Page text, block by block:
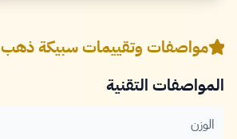
مواصفات وتقييمات سبيكة ذهب 50 جرام
المواصفات التقنية
الوزن